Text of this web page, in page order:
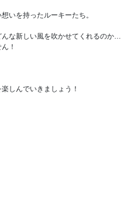
いを持ったルーキーたち。
な新しい風を吹かせてくれるのか…
！
しんでいきましょう！